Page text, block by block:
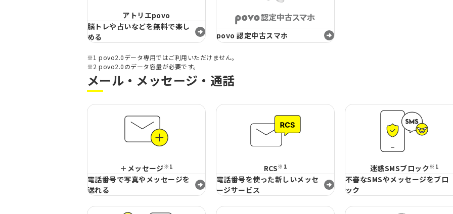
アトリエpovo
脳トレや占いなどを無料で楽し
める
povo 認定中古スマホ
※1 povo2.0データ専用ではご利用いただけません。
※2 povo2.0のデータ容量が必要です。
メール・メッセージ・通話
＋メッセージ※1
電話番号で写真やメッセージを
送れる
RCS※1
電話番号を使った新しいメッセ
ージサービス
迷惑SMSブロック※1
不審なSMSやメッセージをブロ
ック